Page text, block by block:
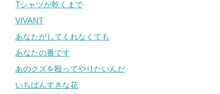
Tシャツが乾くまで
VIVANT
あなたがしてくれなくても
あなたの番です
あのクズを殴ってやりたいんだ
いちばんすきな花